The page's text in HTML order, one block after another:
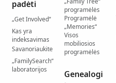
padėti
„Get Involved“
Kas yra
indeksavimas
Savanoriaukite
„FamilySearch“
laboratorijos
programėlės
Programėlė
„Memories“
Visos
mobiliosios
programėlės
Genealogi